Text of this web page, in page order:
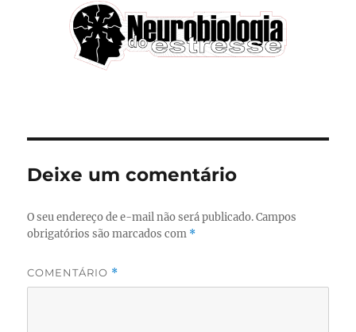
Deixe um comentário
O seu endereço de e-mail não será publicado. Campos
obrigatórios são marcados com *
COMENTÁRIO *